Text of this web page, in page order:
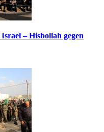
– Hisbollah gegen